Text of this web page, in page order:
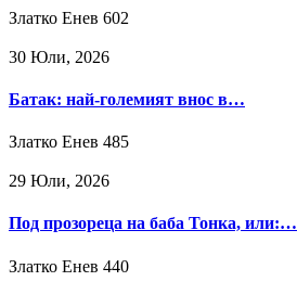
Златко Енев 602
30 Юли, 2026
Батак: най-големият внос в…
Златко Енев 485
29 Юли, 2026
Под прозореца на баба Тонка, или:…
Златко Енев 440